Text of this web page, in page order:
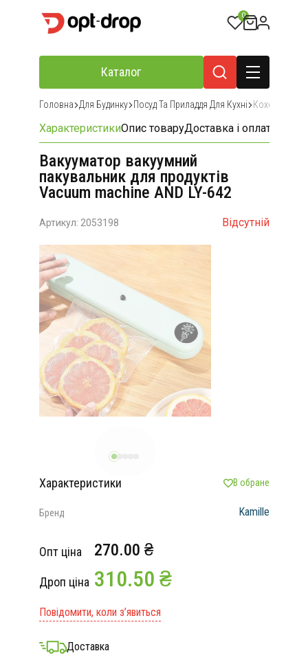
0
Каталог
Головна Для Будинку Посуд Та Приладдя Для Кухні Кохонне
ХарактеристикиОпис товаруДоставка і оплата
Вакууматор вакуумний
пакувальник для продуктів
Vacuum machine AND LY-642
Артикул: 2053198 Відсутній
Характеристики В обране
Бренд Kamille
Опт ціна 270.00 ₴
Дроп ціна 310.50 ₴
Повідомити, коли з’явиться
Доставка